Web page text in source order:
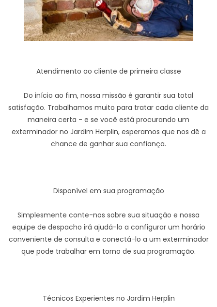
Atendimento ao cliente de primeira classe
Do início ao fim, nossa missão é garantir sua total
satisfação. Trabalhamos muito para tratar cada cliente da
maneira certa - e se você está procurando um
exterminador no Jardim Herplin, esperamos que nos dê a
chance de ganhar sua confiança.
Disponível em sua programação
Simplesmente conte-nos sobre sua situação e nossa
equipe de despacho irá ajudá-lo a configurar um horário
conveniente de consulta e conectá-lo a um exterminador
que pode trabalhar em torno de sua programação.
Técnicos Experientes no Jardim Herplin